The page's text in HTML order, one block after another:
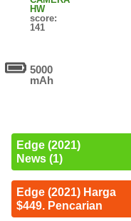
HW
score:
141
5000
mAh
Edge (2021)
News (1)
Edge (2021) Harga
$449. Pencarian